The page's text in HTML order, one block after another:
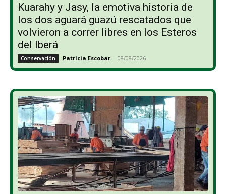
Kuarahy y Jasy, la emotiva historia de
los dos aguará guazú rescatados que
volvieron a correr libres en los Esteros
del Iberá
Conservación Patricia Escobar - 08/08/2026